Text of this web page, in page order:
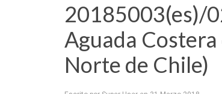
20185003(es)/
Aguada
Norte de Chile)